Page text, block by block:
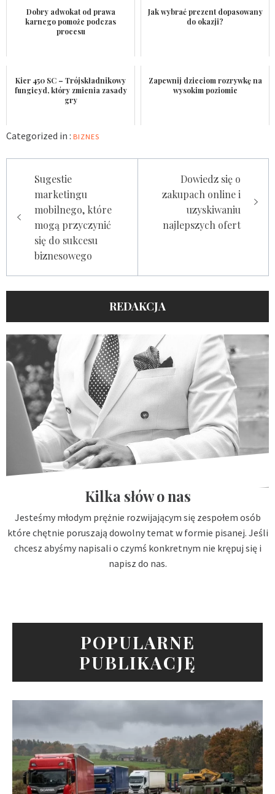
Dobry adwokat od prawa
karnego pomoże podczas
procesu
Jak wybrać prezent dopasowany
do okazji?
Kier 450 SC – Trójskładnikowy
fungicyd, który zmienia zasady
gry
Zapewnij dzieciom rozrywkę na
wysokim poziomie
Categorized in : BIZNES
wpisuSugestie
marketingu
mobilnego, które
mogą przyczynić
się do sukcesu
biznesowego
Dowiedz się o
zakupach online i
uzyskiwaniu
najlepszych ofert
REDAKCJA
Kilka słów o nas
Jesteśmy młodym prężnie rozwijającym się zespołem osób
które chętnie poruszają dowolny temat w formie pisanej. Jeśli
chcesz abyśmy napisali o czymś konkretnym nie krępuj się i
napisz do nas.
POPULARNE
PUBLIKACJĘ